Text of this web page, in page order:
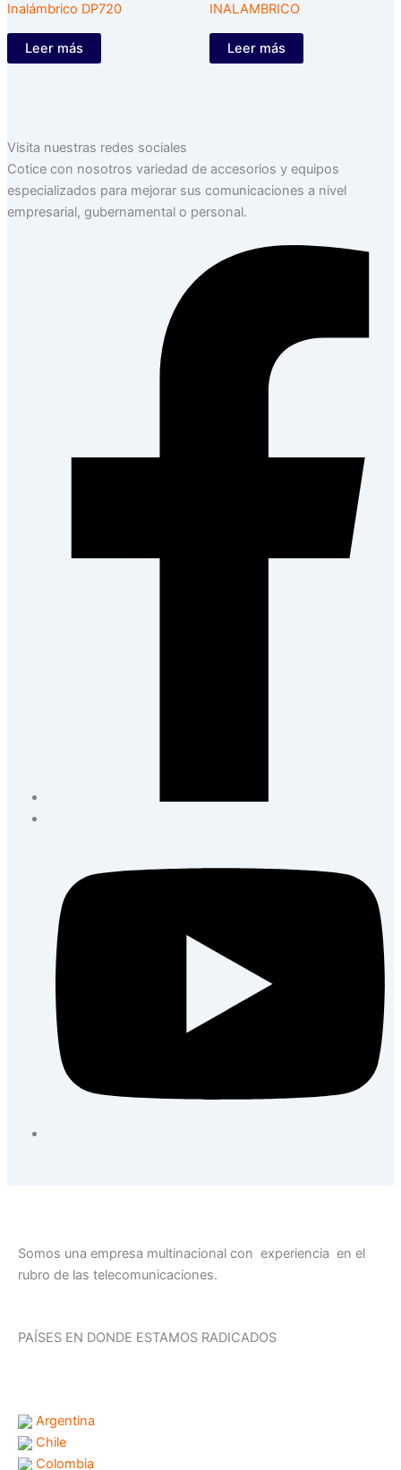
Inalámbrico DP720
Leer más
INALAMBRICO
Leer más
Visita nuestras redes sociales
Cotice con nosotros variedad de accesorios y equipos
especializados para mejorar sus comunicaciones a nivel
empresarial, gubernamental o personal.
Somos una empresa multinacional con experiencia en el
rubro de las telecomunicaciones.
PAÍSES EN DONDE ESTAMOS RADICADOS
Argentina
Chile
Colombia